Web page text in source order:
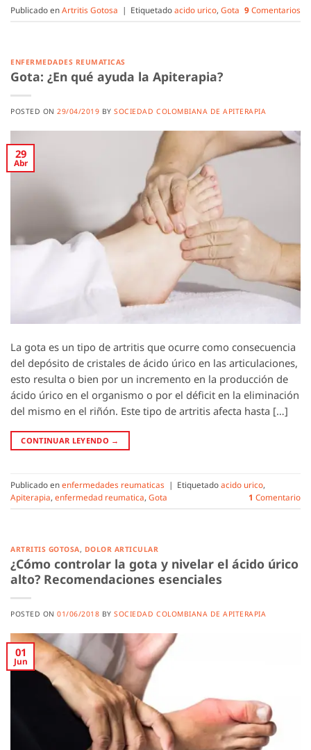
Publicado enArtritis Gotosa | Etiquetadoacido urico, Gota 9Comentarios
ENFERMEDADES REUMATICAS
Gota: ¿En qué ayuda la Apiterapia?
POSTED ON29/04/2019 BYSOCIEDAD COLOMBIANA DE APITERAPIA
29
Abr
La gota es un tipo de artritis que ocurre como consecuencia
del depósito de cristales de ácido úrico en las articulaciones,
esto resulta o bien por un incremento en la producción de
ácido úrico en el organismo o por el déficit en la eliminación
del mismo en el riñón. Este tipo de artritis afecta hasta […]
CONTINUAR LEYENDO →
Publicado enenfermedades reumaticas | Etiquetadoacido urico,
Apiterapia, enfermedad reumatica, Gota 1 Comentario
ARTRITIS GOTOSA, DOLOR ARTICULAR
¿Cómo controlar la gota y nivelar el ácido úrico
alto? Recomendaciones esenciales
POSTED ON01/06/2018 BYSOCIEDAD COLOMBIANA DE APITERAPIA
01
Jun